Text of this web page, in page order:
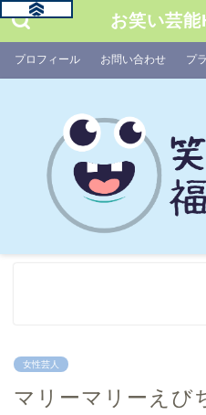
お笑い芸
プロフィール お問い合わせ プ
女性芸人
マリーマリーえび